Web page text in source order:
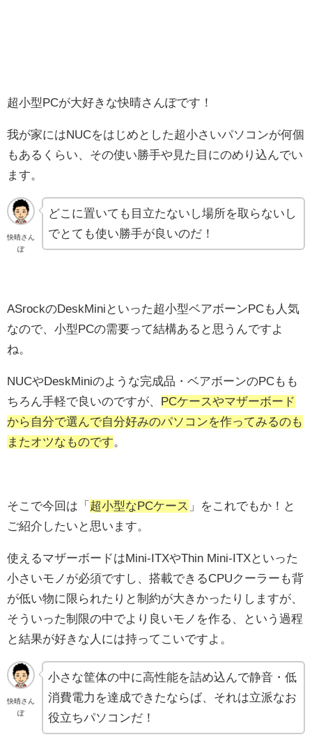
超小型PCが大好きな快晴さんぽです！
我が家にはNUCをはじめとした超小さいパソコンが何個
もあるくらい、その使い勝手や見た目にのめり込んでい
ます。
快晴さん
ぽ
どこに置いても目立たないし場所を取らないし
でとても使い勝手が良いのだ！
ASrockのDeskMiniといった超小型ベアボーンPCも人気
なので、小型PCの需要って結構あると思うんですよ
ね。
NUCやDeskMiniのような完成品・ベアボーンのPCもも
ちろん手軽で良いのですが、 PCケースやマザーボード
から自分で選んで自分好みのパソコンを作ってみるのも
またオツなものです。
そこで今回は「 超小型なPCケース 」をこれでもか！と
ご紹介したいと思います。
使えるマザーボードはMini-ITXやThin Mini-ITXといった
小さいモノが必須ですし、搭載できるCPUクーラーも背
が低い物に限られたりと制約が大きかったりしますが、
そういった制限の中でより良いモノを作る、という過程
と結果が好きな人には持ってこいですよ。
快晴さん
ぽ
小さな筐体の中に高性能を詰め込んで静音・低
消費電力を達成できたならば、それは立派なお
役立ちパソコンだ！